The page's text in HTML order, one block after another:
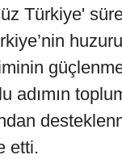
Türkiye'
adımın
etti.